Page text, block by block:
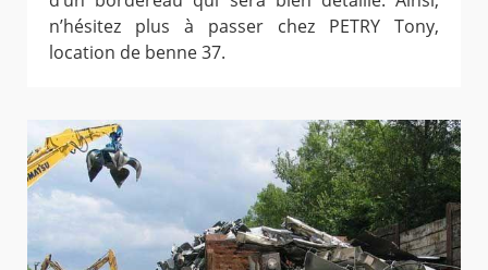
n’hésitez plus à passer chez PETRY Tony,
location de benne 37.